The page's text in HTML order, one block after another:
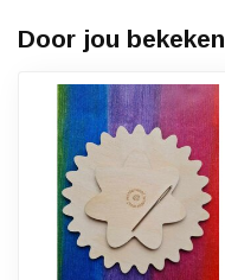
Door jou bekeken